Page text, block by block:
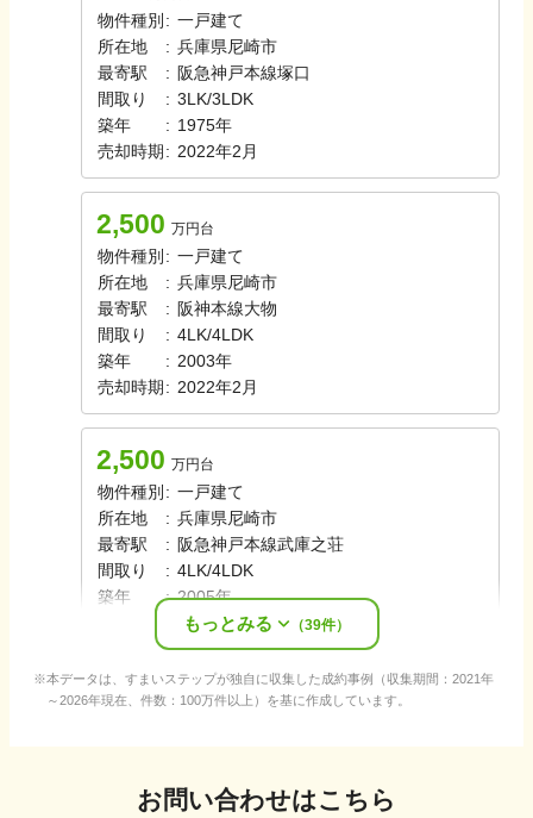
物件種別 : 一戸建て
所在地
: 兵庫県尼崎市
最寄駅
: 阪急神戸本線塚口
間取り
: 3LK/3LDK
築年
: 1975年
売却時期 : 2022年2月
2,500 万円台
物件種別 : 一戸建て
所在地
: 兵庫県尼崎市
最寄駅
: 阪神本線大物
間取り
: 4LK/4LDK
築年
: 2003年
売却時期 : 2022年2月
2,500 万円台
物件種別 : 一戸建て
所在地
: 兵庫県尼崎市
最寄駅
: 阪急神戸本線武庫之荘
間取り
: 4LK/4LDK
築年
: 2005年
2022年2月
もっとみる （39件）
本データは、すまいステップが独自に収集した成約事例（収集期間：2021年
～2026年現在、件数：100万件以上）を基に作成しています。
お問い合わせはこちら